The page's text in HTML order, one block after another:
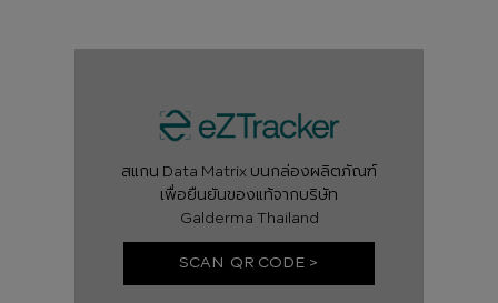
สแกน Data Matrix บนกล่องผลิตภัณฑ์
เพื่อยืนยันของแท้จากบริษัท
Galderma Thailand
SCAN QR CODE >